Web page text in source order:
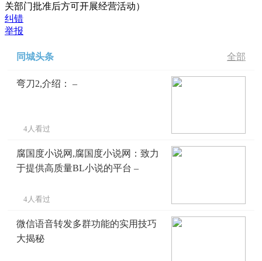
关部门批准后方可开展经营活动）
纠错
举报
同城头条 全部
弯刀2,介绍： –
4人看过
腐国度小说网,腐国度小说网：致力
于提供高质量BL小说的平台 –
4人看过
微信语音转发多群功能的实用技巧
大揭秘